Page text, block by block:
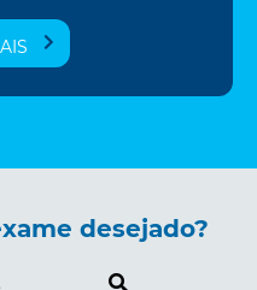
desejado?
por exame